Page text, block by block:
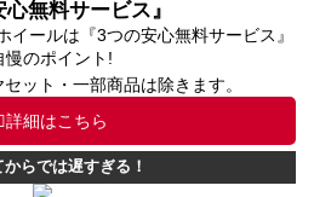
心無料サービス』
ールは『3つの安心無料サービス』
慢のポイント!
ット・一部商品は除きます。
詳細はこちら
からでは遅すぎる！